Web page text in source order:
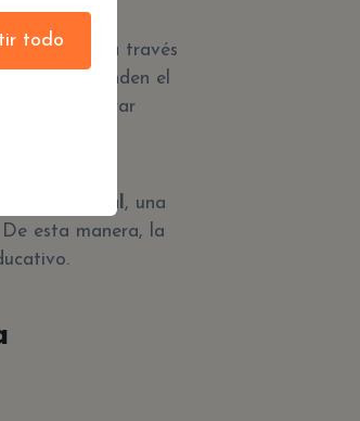
es a través
solo expanden el
a encontrar
lateral , una
esta manera, la
todo